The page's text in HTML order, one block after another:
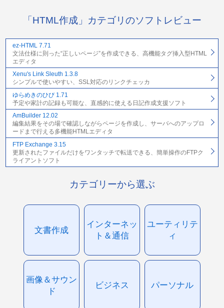
「HTML作成」カテゴリのソフトレビュー
ez-HTML 7.71
文法仕様に則った“正しいページ”を作成できる、高機能タグ挿入型HTML
エディタ
Xenu's Link Sleuth 1.3.8
シンプルで使いやすい、SSL対応のリンクチェッカ
ゆらめきのひび 1.71
予定や家計の記録も可能な、直感的に使える日記作成支援ソフト
AmBuilder 12.02
編集結果をその場で確認しながらページを作成し、サーバへのアップロ
ードまで行える多機能HTMLエディタ
FTP Exchange 3.15
更新されたファイルだけをワンタッチで転送できる、簡単操作のFTPク
ライアントソフト
カテゴリーから選ぶ
文書作成
インターネッ
ト＆通信
ユーティリテ
ィ
画像＆サウン
ド
ビジネス パーソナル